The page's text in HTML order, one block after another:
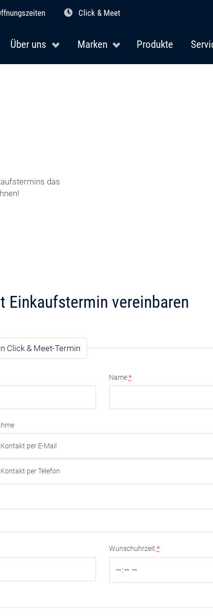
Click & Meet
Über uns Marken Produkte
das
Einkaufstermin vereinbaren
Click & Meet-Termin
Name*
per E-Mail
per Telefon
Wunschuhrzeit *